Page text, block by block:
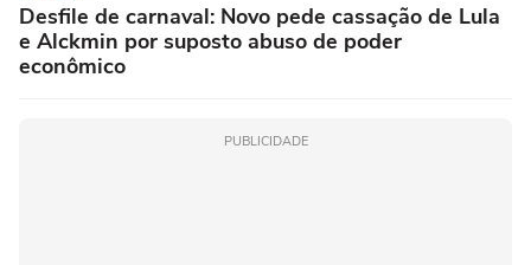
Desfile de carnaval: Novo pede cassação de Lula
e Alckmin por suposto abuso de poder
econômico
PUBLICIDADE